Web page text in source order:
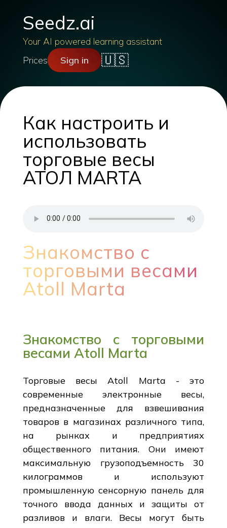
Seedz.ai
Your AI powered learning assistant
Prices
Sign in 🇺🇸
Как настроить и
использовать
торговые весы
АТОЛ MARTA
Знакомство с
торговыми весами
Atoll Marta
Знакомство с торговыми
весами Atoll Marta
Торговые весы Atoll Marta - это
современные электронные весы,
предназначенные для взвешивания
товаров в магазинах различного типа,
на рынках и предприятиях
общественного питания. Они имеют
максимальную грузоподъемность 30
килограммов и используют
промышленную сенсорную панель для
точного ввода данных и защиты от
разливов и влаги. Весы могут быть